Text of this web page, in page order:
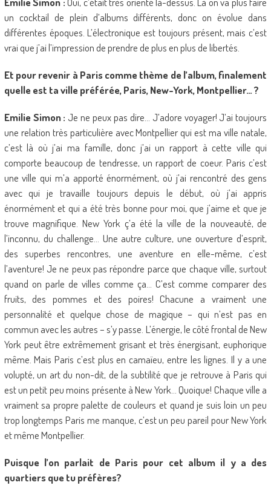
un cocktail de plein d’albums différents, donc on évolue dans
différentes époques. L’électronique est toujours présent, mais c’est
vrai que j’ai l’impression de prendre de plus en plus de libertés.
Et pour revenir à Paris comme thème de l’album, finalement
quelle est ta ville préférée, Paris, New-York, Montpellier… ?
Emilie Simon : Je ne peux pas dire… J’adore voyager! J’ai toujours
une relation très particulière avec Montpellier qui est ma ville natale,
c’est là où j’ai ma famille, donc j’ai un rapport à cette ville qui
comporte beaucoup de tendresse, un rapport de coeur. Paris c’est
une ville qui m’a apporté énormément, où j’ai rencontré des gens
avec qui je travaille toujours depuis le début, où j’ai appris
énormément et qui a été très bonne pour moi, que j’aime et que je
trouve magnifique. New York ç’a été la ville de la nouveauté, de
l’inconnu, du challenge… Une autre culture, une ouverture d’esprit,
des superbes rencontres, une aventure en elle-même, c’est
l’aventure! Je ne peux pas répondre parce que chaque ville, surtout
quand on parle de villes comme ça… C’est comme comparer des
fruits, des pommes et des poires! Chacune a vraiment une
personnalité et quelque chose de magique – qui n’est pas en
commun avec les autres – s’y passe. L’énergie, le côté frontal de New
York peut être extrêmement grisant et très énergisant, euphorique
même. Mais Paris c’est plus en camaïeu, entre les lignes. Il y a une
volupté, un art du non-dit, de la subtilité que je retrouve à Paris qui
est un petit peu moins présente à New York… Quoique! Chaque ville a
vraiment sa propre palette de couleurs et quand je suis loin un peu
trop longtemps Paris me manque, c’est un peu pareil pour New York
et même Montpellier.
Puisque l’on parlait de Paris pour cet album il y a des
quartiers que tu préfères?